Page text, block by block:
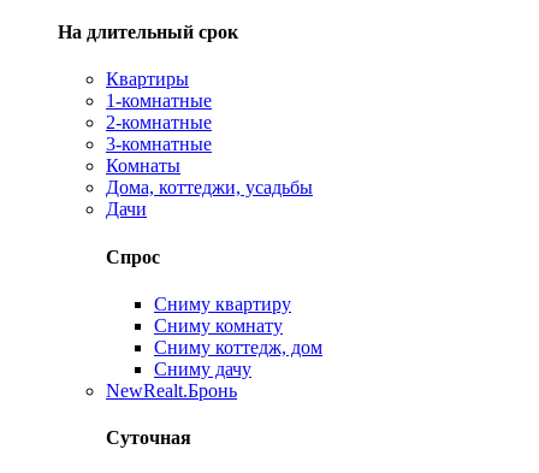
На длительный срок
Квартиры
1-комнатные
2-комнатные
3-комнатные
Комнаты
Дома, коттеджи, усадьбы
Дачи
Спрос
Сниму квартиру
Сниму комнату
Сниму коттедж, дом
Сниму дачу
NewRealt.Бронь
Суточная